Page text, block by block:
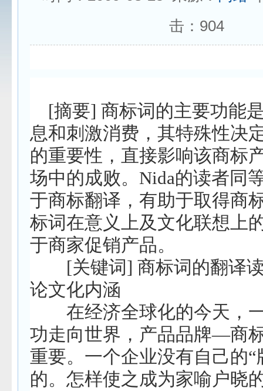
击： 904
[摘要] 商标词的主要功能
息和刺激消费，其特殊性决
的重要性，直接影响该商标
场中的成败。 Nida的读者同
于商标翻译，有助于取得商
标词在意义上及文化联想上
于商家促销产品。
[关键词 ] 商标词的翻译
论文化内涵
在经济全球化的今天，
功走向世界，产品品牌—商
重要。一个企业没有自己的“
的。怎样使之成为家喻户晓